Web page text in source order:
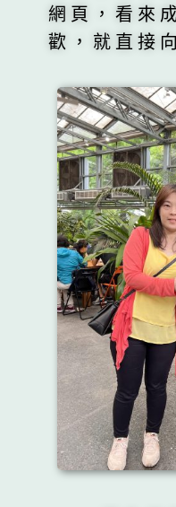
網頁，看來
歡，就直接